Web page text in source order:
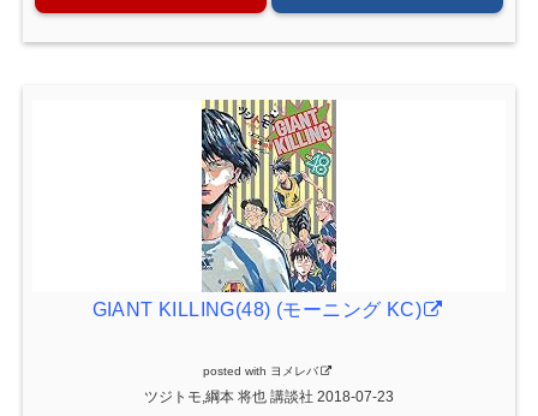
GIANT KILLING(48) (モーニング KC)
posted with ヨメレバ
ツジトモ,綱本 将也 講談社 2018-07-23